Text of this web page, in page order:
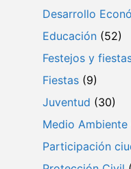
Desarrollo
Educación (52)
Festejos y
Fiestas (9)
Juventud (30)
Medio Ambiente
Participación